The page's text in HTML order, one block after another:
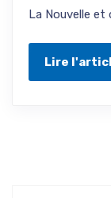
La Nouvelle et
Lire